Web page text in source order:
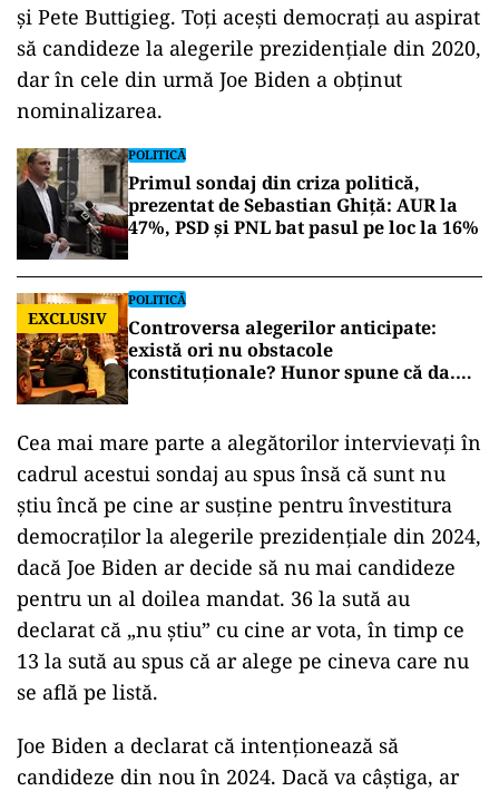
și Pete Buttigieg. Toți acești democrați au aspirat
să candideze la alegerile prezidențiale din 2020,
dar în cele din urmă Joe Biden a obținut
nominalizarea.
POLITICĂ
Primul sondaj din criza politică,
prezentat de Sebastian Ghiță: AUR la
47%, PSD și PNL bat pasul pe loc la 16%
EXCLUSIV
POLITICĂ
Controversa alegerilor anticipate:
există ori nu obstacole
constituționale? Hunor spune că da.
Cea mai mare parte a alegătorilor intervievați în
cadrul acestui sondaj au spus însă că sunt nu
știu încă pe cine ar susține pentru învestitura
democraților la alegerile prezidențiale din 2024,
dacă Joe Biden ar decide să nu mai candideze
pentru un al doilea mandat. 36 la sută au
declarat că „nu știu” cu cine ar vota, în timp ce
13 la sută au spus că ar alege pe cineva care nu
se află pe listă.
Joe Biden a declarat că intenționează să
candideze din nou în 2024. Dacă va câștiga, ar